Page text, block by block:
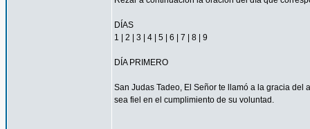
DÍAS
1 | 2 | 3 | 4 | 5 | 6 | 7 | 8 | 9
DÍA PRIMERO
San Judas Tadeo, El Señor te llamó a la gracia
sea fiel en el cumplimiento de su voluntad.